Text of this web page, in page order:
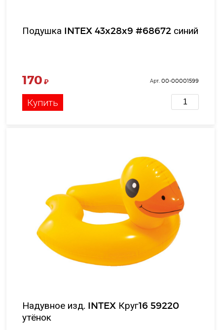
Подушка INTEX 43x28x9 #68672 синий
170 ₽ Арт. 00-00001599
Купить
Надувное изд. INTEX Круг16 59220
утёнок